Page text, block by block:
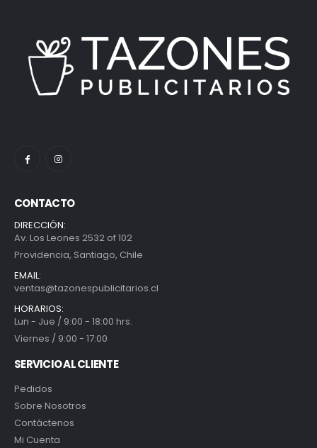
CONTACTO
DIRECCIÓN:
Av. Los Leones 2532 of 102
Providencia, Santiago, Chile
EMAIL:
ventas@tazonespublicitarios.cl
HORARIOS:
Lun - Jue / 9:00 - 18:00 hrs.
Viernes / 9:00 - 17:00
SERVICIO AL CLIENTE
Pedidos
Sobre Nosotros
Contáctenos
Mi Cuenta